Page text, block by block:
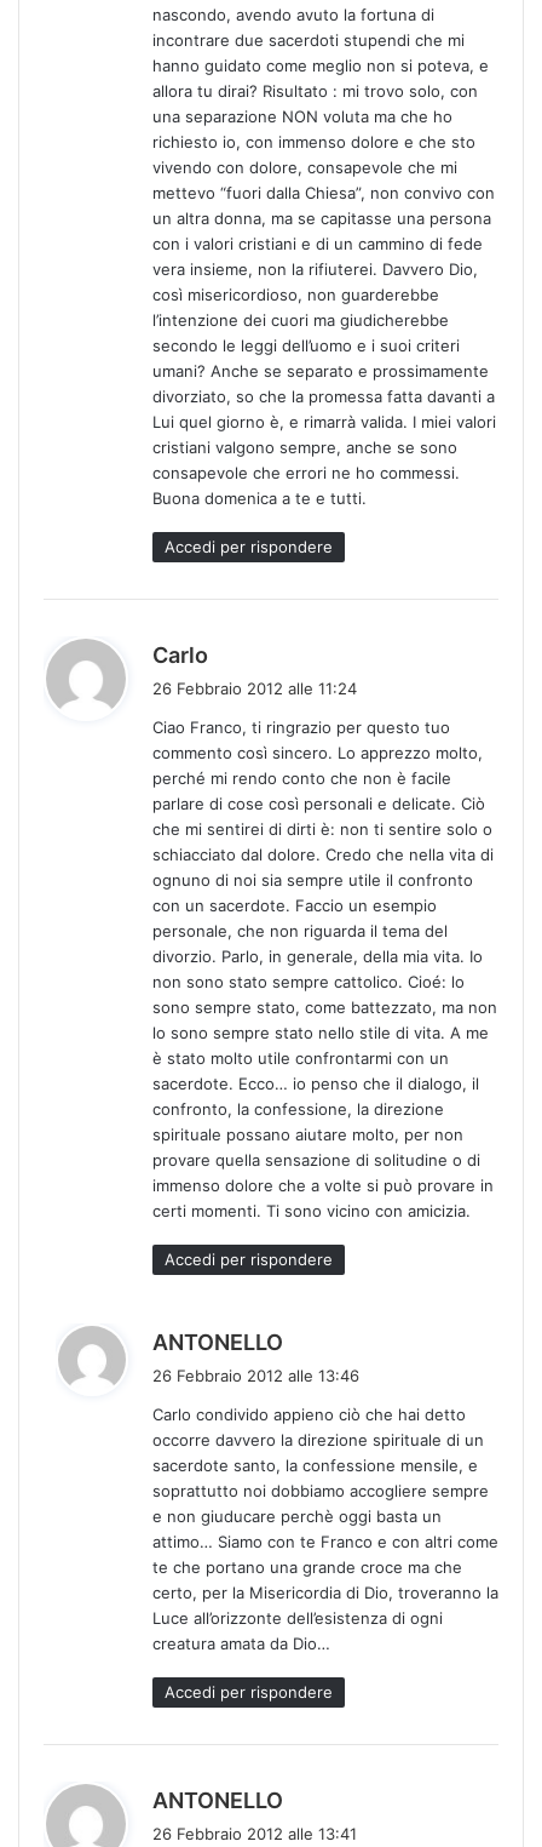
nascondo, avendo avuto la fortuna di
incontrare due sacerdoti stupendi che mi
hanno guidato come meglio non si poteva, e
allora tu dirai? Risultato : mi trovo solo, con
una separazione NON voluta ma che ho
richiesto io, con immenso dolore e che sto
vivendo con dolore, consapevole che mi
mettevo “fuori dalla Chiesa”, non convivo con
un altra donna, ma se capitasse una persona
con i valori cristiani e di un cammino di fede
vera insieme, non la rifiuterei. Davvero Dio,
così misericordioso, non guarderebbe
l’intenzione dei cuori ma giudicherebbe
secondo le leggi dell’uomo e i suoi criteri
umani? Anche se separato e prossimamente
divorziato, so che la promessa fatta davanti a
Lui quel giorno è, e rimarrà valida. I miei valori
cristiani valgono sempre, anche se sono
consapevole che errori ne ho commessi.
Buona domenica a te e tutti.
Accedi per rispondere
Carlo
e
t
t
:
26 Febbraio 2012 alle 11:24
Ciao Franco, ti ringrazio per questo tuo
commento così sincero. Lo apprezzo molto,
perché mi rendo conto che non è facile
parlare di cose così personali e delicate. Ciò
che mi sentirei di dirti è: non ti sentire solo o
schiacciato dal dolore. Credo che nella vita di
ognuno di noi sia sempre utile il confronto
con un sacerdote. Faccio un esempio
personale, che non riguarda il tema del
divorzio. Parlo, in generale, della mia vita. Io
non sono stato sempre cattolico. Cioé: lo
sono sempre stato, come battezzato, ma non
lo sono sempre stato nello stile di vita. A me
è stato molto utile confrontarmi con un
sacerdote. Ecco… io penso che il dialogo, il
confronto, la confessione, la direzione
spirituale possano aiutare molto, per non
provare quella sensazione di solitudine o di
immenso dolore che a volte si può provare in
certi momenti. Ti sono vicino con amicizia.
Accedi per rispondere
ANTONELLO
e
t
t
26 Febbraio 2012 alle 13:46
Carlo condivido appieno ciò che hai detto
occorre davvero la direzione spirituale di un
sacerdote santo, la confessione mensile, e
soprattutto noi dobbiamo accogliere sempre
e non giuducare perchè oggi basta un
attimo… Siamo con te Franco e con altri come
te che portano una grande croce ma che
certo, per la Misericordia di Dio, troveranno la
Luce all’orizzonte dell’esistenza di ogni
creatura amata da Dio…
Accedi per rispondere
ANTONELLO
26 Febbraio 2012 alle 13:41